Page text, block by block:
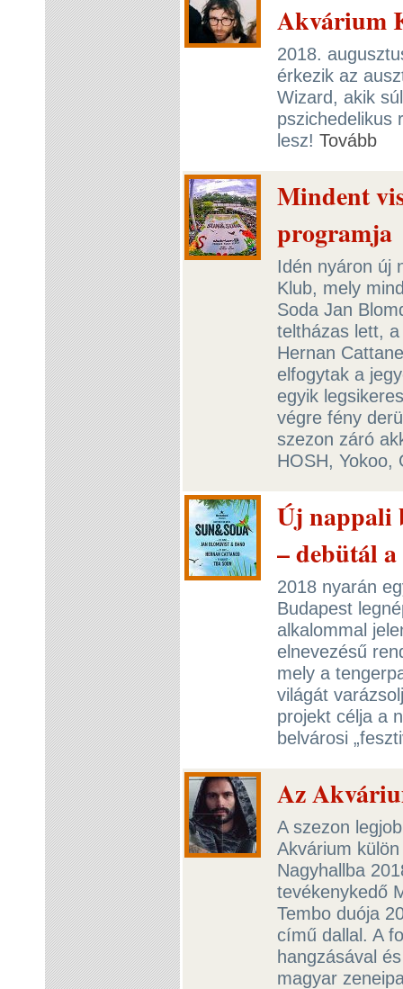
Akvárium
2018.
érkezik az
Wizard, akik
pszichedelikus
lesz! Tovább
Mindent
programja
Idén nyáron új
Klub, mely
Soda Jan
teltházas lett,
Hernan
elfogytak a
egyik
végre fény
szezon záró
HOSH,
Új nappali
– debütál
2018 nyarán
Budapest
alkalommal
elnevezésű
mely a
világát
projekt célja a
belvárosi
Az
A szezon
Akvárium
Nagyhallba
tevékenykedő
Tembo duója
című dallal. A
hangzásával
magyar